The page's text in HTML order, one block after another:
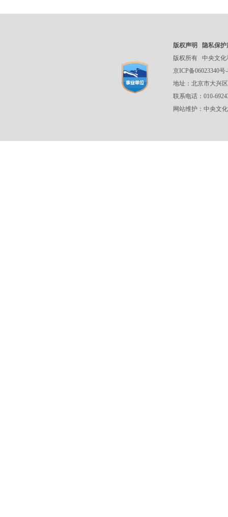
版权声明
隐私保
版权所有
中央文化
京ICP备06023340号
地址：北京市大兴
联系电话：010-
网站维护：中央文